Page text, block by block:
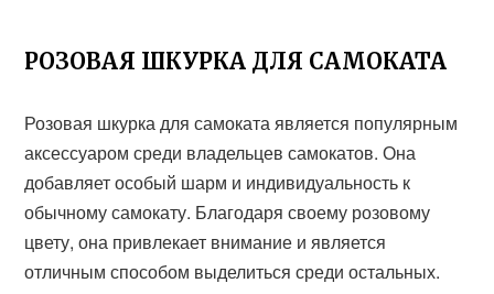
РОЗОВАЯ ШКУРКА ДЛЯ САМОКАТА
Розовая шкурка для самоката является популярным
аксессуаром среди владельцев самокатов. Она
добавляет особый шарм и индивидуальность к
обычному самокату. Благодаря своему розовому
цвету, она привлекает внимание и является
отличным способом выделиться среди остальных.